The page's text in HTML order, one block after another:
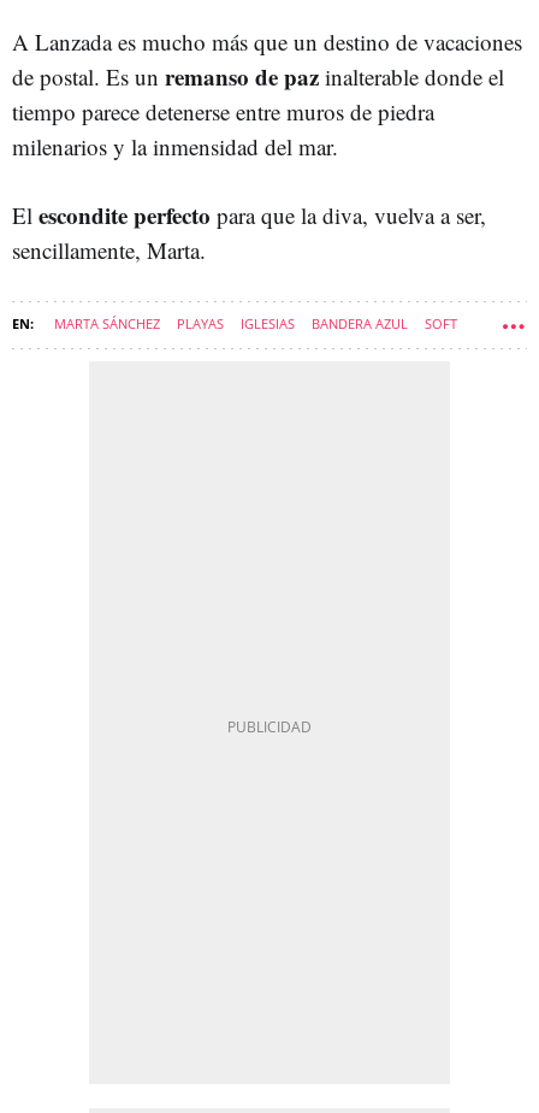
A Lanzada es mucho más que un destino de vacaciones
de postal. Es un remanso de paz inalterable donde el
tiempo parece detenerse entre muros de piedra
milenarios y la inmensidad del mar.
El escondite perfecto para que la diva, vuelva a ser,
sencillamente, Marta.
MARTA SÁNCHEZ PLAYAS IGLESIAS BANDERA AZUL SOFT